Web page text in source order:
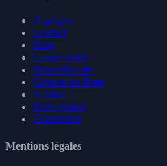
À propos
Contact
Blog
Centre d'aide
Mon véhicule
Gestion de flotte
Vérifier
Essai gratuit
Connexion
Mentions légales